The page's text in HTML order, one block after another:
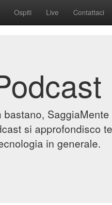
Ospiti Live Contattaci
si approfondisco
in generale.